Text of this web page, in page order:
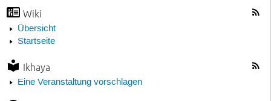
Wiki
Übersicht
Startseite
Ikhaya
Eine Veranstaltung vorschlagen